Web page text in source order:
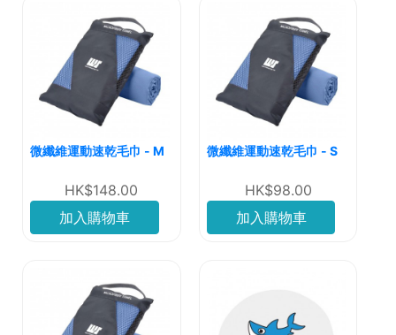
微纖維運動速乾毛巾 - M
HK$148.00
加入購物車
微纖維運動速乾毛巾 - S
HK$98.00
加入購物車